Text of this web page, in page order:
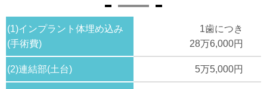
(1)インプラント体埋め込み
(手術費)
1歯につき
28万6,000円
(2)連結部(土台) 5万5,000円